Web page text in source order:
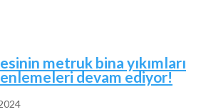
metruk bina yıkımları
devam ediyor!